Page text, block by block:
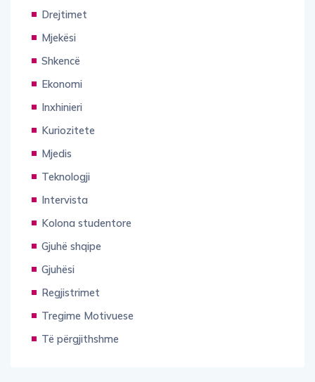
Drejtimet
Mjekësi
Shkencë
Ekonomi
Inxhinieri
Kuriozitete
Mjedis
Teknologji
Intervista
Kolona studentore
Gjuhë shqipe
Gjuhësi
Regjistrimet
Tregime Motivuese
Të përgjithshme